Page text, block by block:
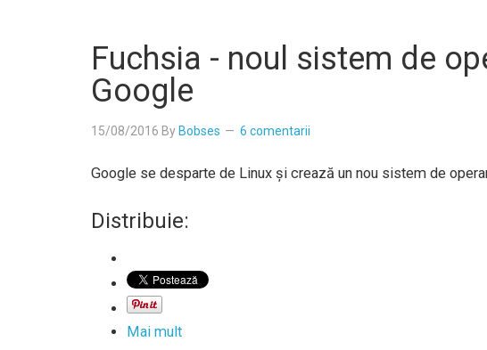
Fuchsia - noul sistem de
Google
15/08/2016 By Bobses 6 comentarii
Google se desparte de Linux și crează un nou sistem de
Distribuie:
Mai mult